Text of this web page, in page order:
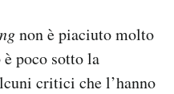
non è piaciuto molto
poco sotto la
critici che l’hanno